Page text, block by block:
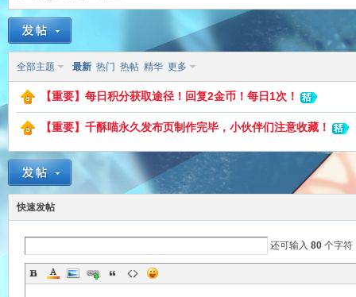
！
全部主题 最新 热门 热帖 精华 更多
【重要】每日积分获取途径！回复2金币！每日1次！
【重要】千酥喵永久发布页制作完毕，小伙伴们注意收藏！
快速发帖
还可输入 80个字符